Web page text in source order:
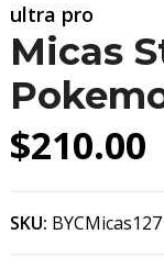
ultra pro
Micas
$210.00
SKU: BYCMicas127